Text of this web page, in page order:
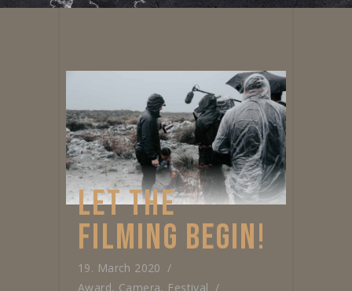
LET THE
FILMING BEGIN!
19. March 2020
Award, Camera, Festival